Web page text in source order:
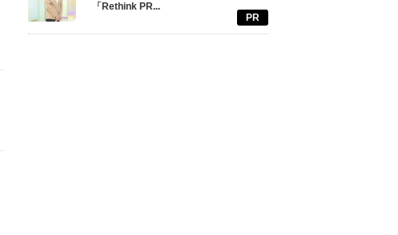
「Rethink PR...
PR